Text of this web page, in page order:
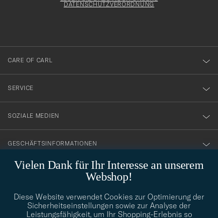
Vielen Dank für Ihr Interesse an unserem
Webshop!
Diese Website verwendet Cookies zur Optimierung der
Sicherheitseinstellungen sowie zur Analyse der
Leistungsfähigkeit, um Ihr Shopping-Erlebnis so
dig
till
vårt
nyhetsbrev!
DATENSCHUTZVERORDNUNG
CARE OF CARL
SERVICE
SOZIALE MEDIEN
GESCHÄFTSINFORMATIONEN
Benötigen Sie Hilfe bei der Suche nach Ihrem persönlichen Stil?
Wenden Sie sich an uns, wir helfen Ihnen gerne weiter!